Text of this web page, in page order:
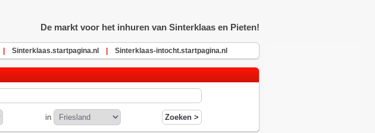
De markt voor het inhuren van Sinterklaas en Pieten!
Sinterklaas.startpagina.nl Sinterklaas-intocht.startpagina.nl
in